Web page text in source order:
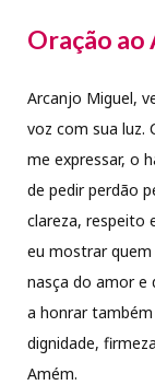
Oração ao
Arcanjo Miguel,
voz com sua luz.
me expressar, o
de pedir perdão
clareza, respeito
eu mostrar quem
nasça do amor e
a honrar também
dignidade,
Amém.